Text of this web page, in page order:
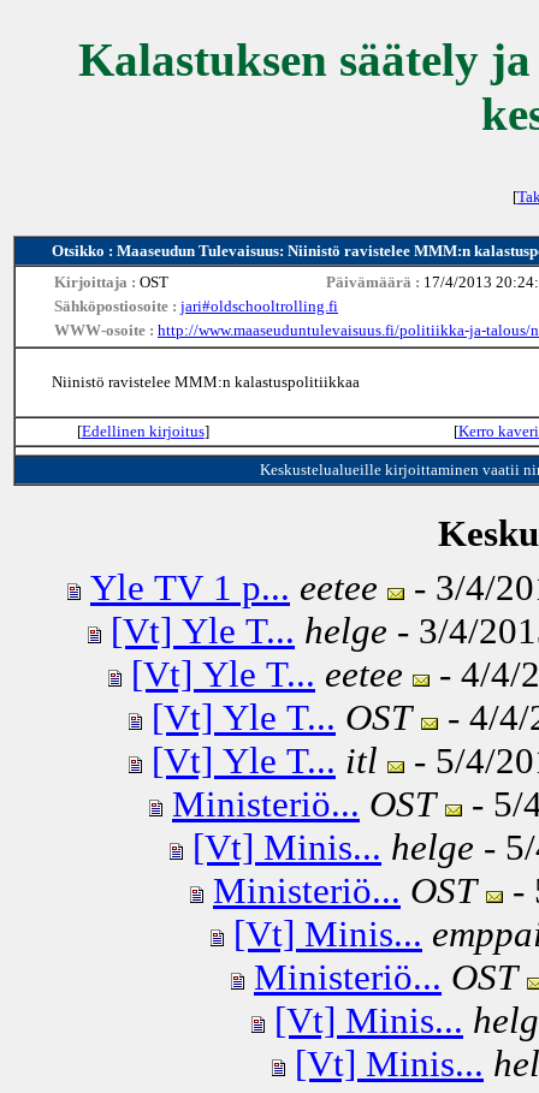
Kalastuksen säätely
[
Otsikko : Maaseudun Tulevaisuus: Niinistö ravistelee MMM:n
Kirjoittaja : OST Päivämäärä : 17/4/2013
Sähköpostiosoite : jari#oldschooltrolling.fi
WWW-osoite : http://www.maaseuduntulevaisuus.fi/politiikka-ja-
Niinistö ravistelee MMM:n kalastuspolitiikkaa
[Edellinen kirjoitus] [Kerro
Keskustelualueille kirjoittaminen vaatii
Yle TV 1 p... eetee
- 3/4/
[Vt] Yle T... helge - 3/4/
[Vt] Yle T... eetee
- 4/4/
[Vt] Yle T... OST
- 4/4/
[Vt] Yle T... itl
- 5/4/
Ministeriö... OST
- 5/
[Vt] Minis... helge -
Ministeriö... OST
-
[Vt] Minis...
Ministeriö... OST
[Vt] Minis...
[Vt] Minis...